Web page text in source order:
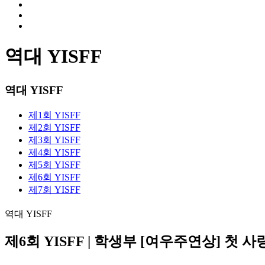
역대 YISFF
역대 YISFF
제1회 YISFF
제2회 YISFF
제3회 YISFF
제4회 YISFF
제5회 YISFF
제6회 YISFF
제7회 YISFF
역대 YISFF
제6회 YISFF | 학생부 [여우주연상] 첫 사